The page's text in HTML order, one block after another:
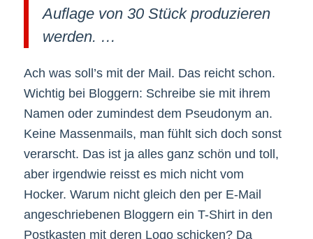
Auflage von 30 Stück produzieren
werden. …
Ach was soll’s mit der Mail. Das reicht schon.
Wichtig bei Bloggern: Schreibe sie mit ihrem
Namen oder zumindest dem Pseudonym an.
Keine Massenmails, man fühlt sich doch sonst
verarscht. Das ist ja alles ganz schön und toll,
aber irgendwie reisst es mich nicht vom
Hocker. Warum nicht gleich den per E-Mail
angeschriebenen Bloggern ein T-Shirt in den
Postkasten mit deren Logo schicken? Da